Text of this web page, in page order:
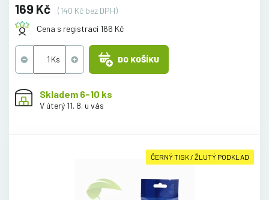
169 Kč
(140 Kč bez DPH)
Cena s registrací 166 Kč
DO KOŠÍKU
Skladem 6-10 ks
V úterý 11. 8. u vás
ČERNÝ TISK / ŽLUTÝ PODKLAD